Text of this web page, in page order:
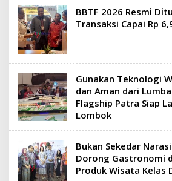
BBTF 2026 Resmi
Transaksi Capai Rp
Gunakan Teknologi
dan Aman dari
Flagship Patra Siap
Lombok
Bukan Sekedar
Dorong Gastronomi
Produk Wisata Kelas